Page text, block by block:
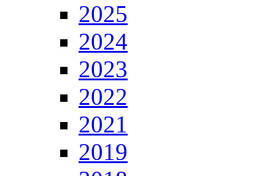
2025
2024
2023
2022
2021
2019